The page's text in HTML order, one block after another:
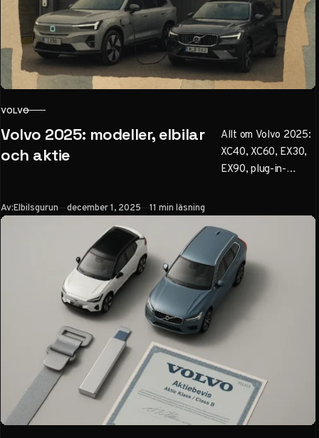
KATEGORI
VOLVO
Volvo 2025: modeller, elbilar
och aktie
Allt om Volvo 2025:
XC40, XC60, EX30,
EX90, plug-in-
(VOLCAR B). Välj
rätt modell med vår
guide – räckvidd,
priser, laddning och
köptips.
Av:Elbilsgurun Publicerad
december 1, 2025 11 min läsning